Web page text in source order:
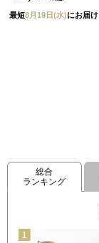
最短8月19日(水)にお届け
総合
ランキング